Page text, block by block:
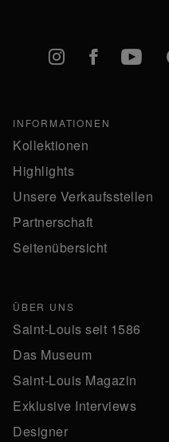
Instagram
Facebook
INFORMATIONEN
Kollektionen
Highlights
Unsere Verkaufsstellen
Partnerschaft
Seitenübersicht
ÜBER UNS
Saint-Louis seit 1586
Das Museum
Saint-Louis Magazin
Exklusive Interviews
Designer